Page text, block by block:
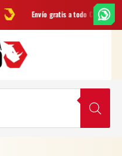
gratis a todo Colombia desde